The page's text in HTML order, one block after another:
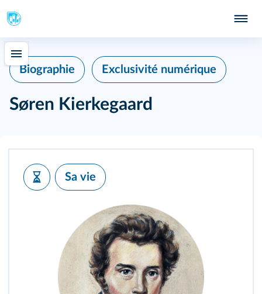
Biographie Exclusivité numérique
Søren Kierkegaard
Sa vie